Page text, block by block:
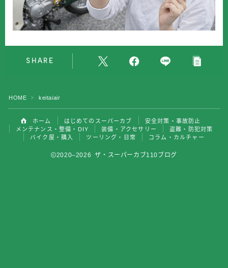
盗難・防犯対策
バイク屋・購入
コラム・カルチャー
SHARE
HOME ＞ keitaiair
ホーム はじめてのスーパーカブ
安全対策・事故防止
メンテナンス・整備・DIY
装備・アクセサリー
盗難・防犯対策
バイク屋・購入
ツーリング・日常 コラム・カルチャー
2020–2026 ザ・スーパーカブ110ブログ